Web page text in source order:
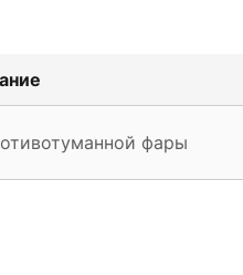
фары